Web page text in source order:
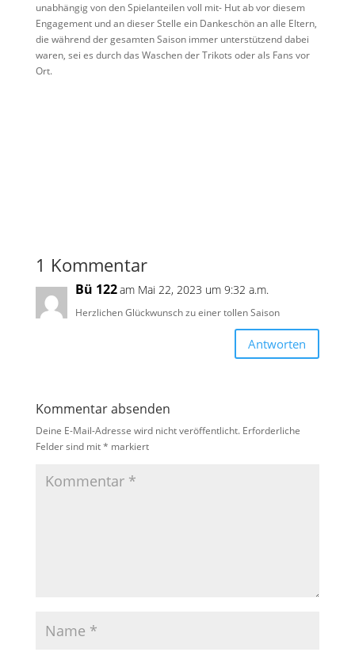
unabhängig von den Spielanteilen voll mit- Hut ab vor diesem
Engagement und an dieser Stelle ein Dankeschön an alle Eltern,
die während der gesamten Saison immer unterstützend dabei
waren, sei es durch das Waschen der Trikots oder als Fans vor
Ort.
1 Kommentar
Bü 122am Mai 22, 2023 um 9:32 a.m.
Herzlichen Glückwunsch zu einer tollen Saison
Antworten
Kommentar absenden
Deine E-Mail-Adresse wird nicht veröffentlicht. Erforderliche
Felder sind mit* markiert